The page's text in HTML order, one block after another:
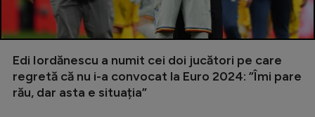
Edi Iordănescu a numit cei doi jucători pe care
regretă că nu i-a convocat la Euro 2024: ”Îmi pare
rău, dar asta e situația”